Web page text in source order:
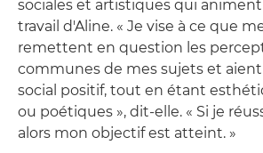
sociales et artistiques qui
travail d'Aline. « Je vise à ce que
remettent en question les
communes de mes sujets et
social positif, tout en étant
ou poétiques », dit-elle. « Si je
alors mon objectif est atteint. »